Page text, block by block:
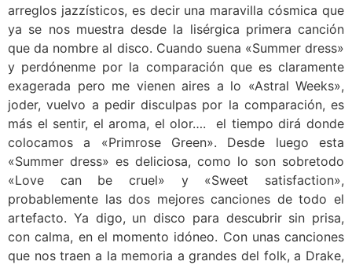
arreglos jazzísticos, es decir una maravilla cósmica que
ya se nos muestra desde la lisérgica primera canción
que da nombre al disco. Cuando suena «Summer dress»
y perdónenme por la comparación que es claramente
exagerada pero me vienen aires a lo «Astral Weeks»,
joder, vuelvo a pedir disculpas por la comparación, es
más el sentir, el aroma, el olor…. el tiempo dirá donde
colocamos a «Primrose Green». Desde luego esta
«Summer dress» es deliciosa, como lo son sobretodo
«Love can be cruel» y «Sweet satisfaction»,
probablemente las dos mejores canciones de todo el
artefacto. Ya digo, un disco para descubrir sin prisa,
con calma, en el momento idóneo. Con unas canciones
que nos traen a la memoria a grandes del folk, a Drake,